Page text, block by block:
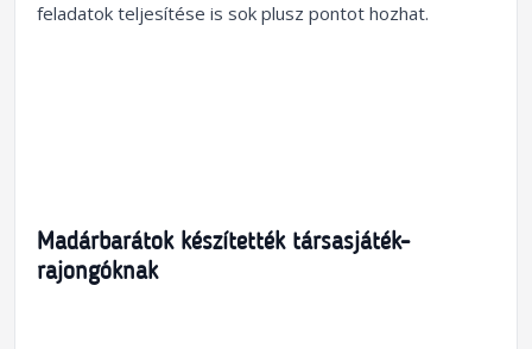
feladatok teljesítése is sok plusz pontot hozhat.
Madárbarátok készítették társasjáték-
rajongóknak